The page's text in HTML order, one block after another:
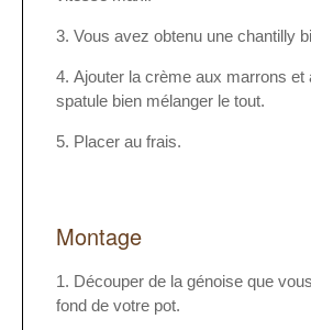
Vous avez obtenu une chantilly
Ajouter la crème aux marrons et
spatule bien mélanger le tout.
Placer au frais.
Montage
Découper de la génoise que
fond de votre pot.